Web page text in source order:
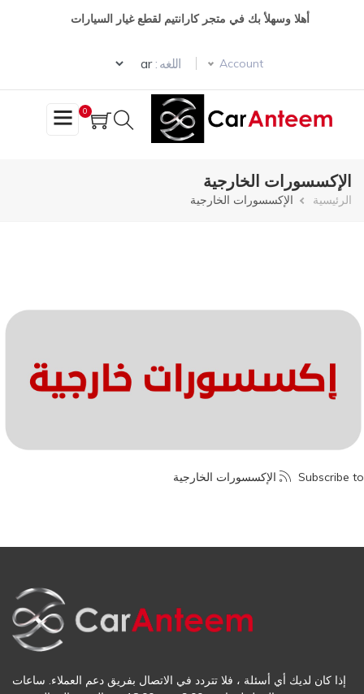
أهلا وسهلأ بك في متجر كارانتيم لقطع غيار السيارات
Account اللغه :
Select your language
0
الإكسسورات الخارجية
مسار
الرئيسية الإكسسورات الخارجية
Subscribe to الإكسسورات الخارجية
إذا كان لديك أي أسئلة ، فلا تتردد في الاتصال بفريق دعم العملاء. ساعات